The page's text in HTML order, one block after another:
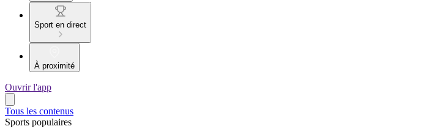
Sport en direct
À proximité
Ouvrir l'app
Tous les contenus
Sports populaires